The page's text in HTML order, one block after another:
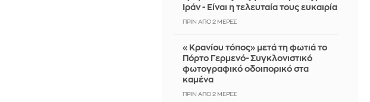
Ιράν - Είναι η τελευταία τους ευκαιρία
ΠΡΙΝ ΑΠΌ 2 ΜΈΡΕΣ
«Κρανίου τόπος» μετά τη φωτιά το
Πόρτο Γερμενό- Συγκλονιστικό
φωτογραφικό οδοιπορικό στα
καμένα
ΠΡΙΝ ΑΠΌ 2 ΜΈΡΕΣ